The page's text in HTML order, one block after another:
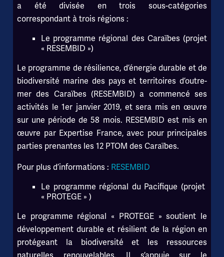
a été divisée en trois sous-catégories
correspondant à trois régions :
Le programme régional des Caraïbes (projet
« RESEMBID »)
Le programme de résilience, d’énergie durable et de
biodiversité marine des pays et territoires d’outre-
mer des Caraïbes (RESEMBID) a commencé ses
activités le 1er janvier 2019, et sera mis en œuvre
sur une période de 58 mois. RESEMBID est mis en
œuvre par Expertise France, avec pour principales
parties prenantes les 12 PTOM des Caraïbes.
Pour plus d’informations : RESEMBID
Le programme régional du Pacifique (projet
« PROTEGE » )
Le programme régional « PROTEGE » soutient le
développement durable et résilient de la région en
protégeant la biodiversité et les ressources